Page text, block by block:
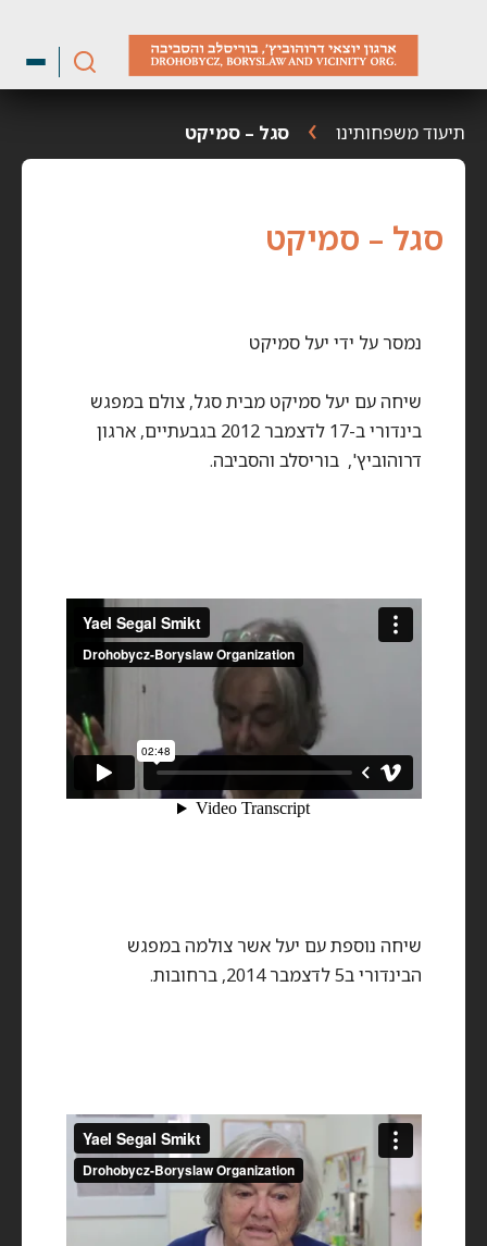
תיעוד משפחותינו סגל – סמיקט
סגל – סמיקט
נמסר על ידי יעל סמיקט
שיחה עם יעל סמיקט מבית סגל, צולם במפגש
בינדורי ב-17 לדצמבר 2012 בגבעתיים, ארגון
דרוהוביץ', בוריסלב והסביבה.
שיחה נוספת עם יעל אשר צולמה במפגש
הבינדורי ב5 לדצמבר 2014, ברחובות.